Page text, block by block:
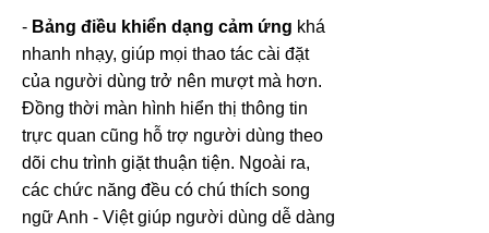
- Bảng điều khiển dạng cảm ứng khá
nhanh nhạy, giúp mọi thao tác cài đặt
của người dùng trở nên mượt mà hơn.
Đồng thời màn hình hiển thị thông tin
trực quan cũng hỗ trợ người dùng theo
dõi chu trình giặt thuận tiện. Ngoài ra,
các chức năng đều có chú thích song
ngữ Anh - Việt giúp người dùng dễ dàng